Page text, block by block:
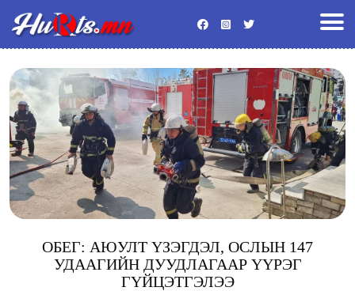
ОБЕГ: АЮУЛТ ҮЗЭГДЭЛ, ОСЛЫН 147
УДААГИЙН ДУУДЛАГААР ҮҮРЭГ
ГҮЙЦЭТГЭЛЭЭ